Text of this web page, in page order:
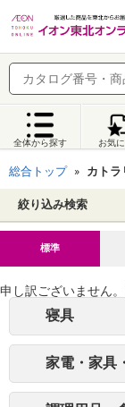
全体から探す お気
総合トップ カトラ
絞り込み検索
標準
申し訳ございません
寝具
家電・家具